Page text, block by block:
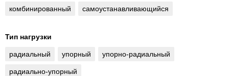
комбинированный самоустанавливающийся
Тип нагрузки
радиальный упорный упорно-радиальный
радиально-упорный